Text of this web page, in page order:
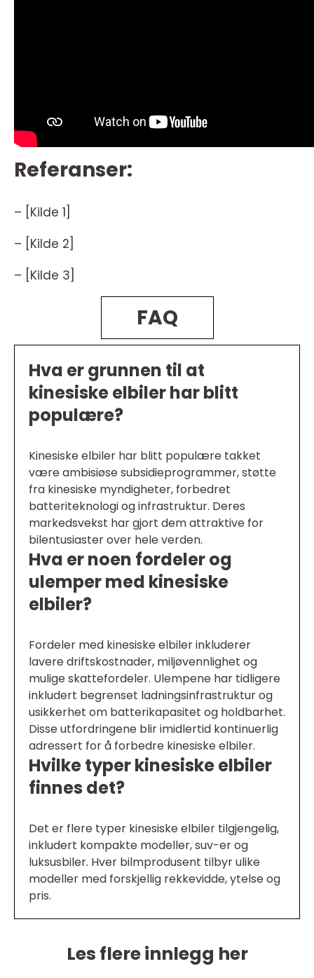
Referanser:
– [Kilde 1]
– [Kilde 2]
– [Kilde 3]
FAQ
Hva er grunnen til at
kinesiske elbiler har blitt
populære?
Kinesiske elbiler har blitt populære takket
være ambisiøse subsidieprogrammer, støtte
fra kinesiske myndigheter, forbedret
batteriteknologi og infrastruktur. Deres
markedsvekst har gjort dem attraktive for
bilentusiaster over hele verden.
Hva er noen fordeler og
ulemper med kinesiske
elbiler?
Fordeler med kinesiske elbiler inkluderer
lavere driftskostnader, miljøvennlighet og
mulige skattefordeler. Ulempene har tidligere
inkludert begrenset ladningsinfrastruktur og
usikkerhet om batterikapasitet og holdbarhet.
Disse utfordringene blir imidlertid kontinuerlig
adressert for å forbedre kinesiske elbiler.
Hvilke typer kinesiske elbiler
finnes det?
Det er flere typer kinesiske elbiler tilgjengelig,
inkludert kompakte modeller, suv-er og
luksusbiler. Hver bilmprodusent tilbyr ulike
modeller med forskjellig rekkevidde, ytelse og
pris.
Les flere innlegg her